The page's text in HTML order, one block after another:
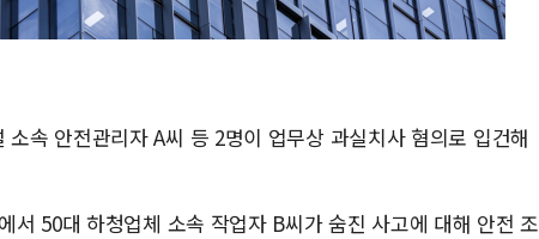
속 안전관리자 A씨 등 2명이 업무상 과실치사 혐의로 입건해
서 50대 하청업체 소속 작업자 B씨가 숨진 사고에 대해 안전 조